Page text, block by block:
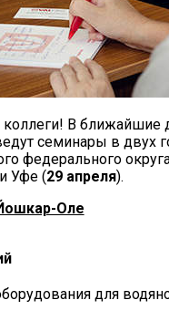
В ближайшие
семинары в двух
федерального
Уфе (29 апреля).
Оле
для